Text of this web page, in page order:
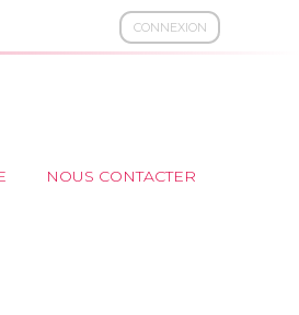
CONNEXION
NOUS CONTACTER